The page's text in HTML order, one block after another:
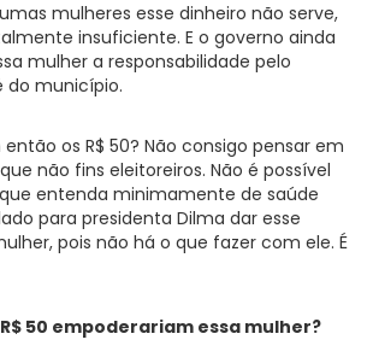
mulheres esse dinheiro não serve,
insuficiente. E o governo ainda
mulher a responsabilidade pelo
do município.
os R$ 50? Não consigo pensar em
não fins eleitoreiros. Não é possível
entenda minimamente de saúde
para presidenta Dilma dar esse
pois não há o que fazer com ele. É
50 empoderariam essa mulher?